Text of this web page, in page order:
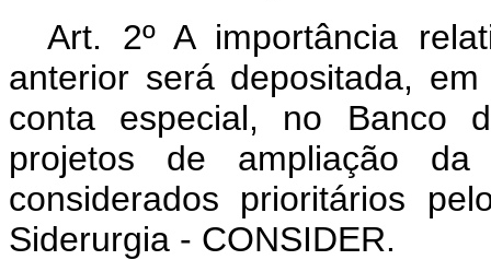
Art. 2º A importância
anterior será depositada,
conta especial, no Banco
projetos de ampliação
considerados prioritários
Siderurgia - CONSIDER.